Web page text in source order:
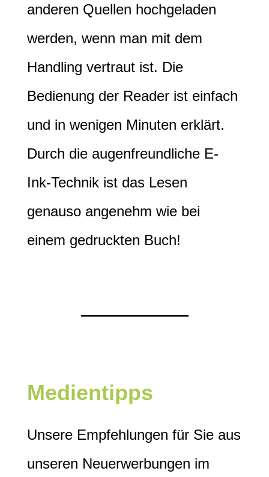
anderen Quellen hochgeladen
werden, wenn man mit dem
Handling vertraut ist. Die
Bedienung der Reader ist einfach
und in wenigen Minuten erklärt.
Durch die augenfreundliche E-
Ink-Technik ist das Lesen
genauso angenehm wie bei
einem gedruckten Buch!
Medientipps
Unsere Empfehlungen für Sie aus
unseren Neuerwerbungen im